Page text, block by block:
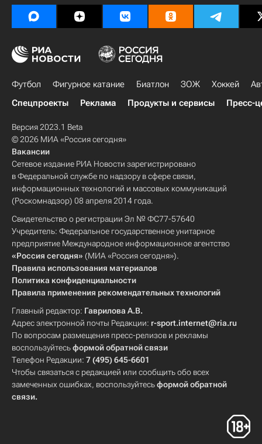
Футбол Фигурное катание Биатлон ЗОЖ Хоккей
Спецпроекты
Реклама Продукты и сервисы Пресс-
Версия 2023.1 Beta
© 2026 МИА «Россия сегодня»
Вакансии
Сетевое издание РИА Новости зарегистрировано
в Федеральной службе по надзору в сфере связи,
информационных технологий и массовых коммуникаций
(Роскомнадзор) 08 апреля 2014 года.
Свидетельство о регистрации Эл № ФС77-57640
Учредитель: Федеральное государственное унитарное
предприятие Международное информационное агентство
«Россия сегодня» (МИА «Россия сегодня»).
Правила использования материалов
Политика конфиденциальности
Правила применения рекомендательных технологий
Главный редактор: Гаврилова А.В.
Адрес электронной почты Редакции: r-sport.internet@ria.ru
По вопросам размещения пресс-релизов и рекламы
воспользуйтесьформой обратной связи
Телефон Редакции: 7 (495) 645-6601
Чтобы связаться с редакцией или сообщить обо всех
замеченных ошибках, воспользуйтесьформой обратной
связи.